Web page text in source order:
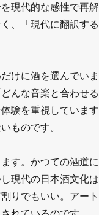
現代的な感性で再
、「現代に翻訳す
けに酒を選んでい
んな音楽と合わせ
験を重視していま
ものです。
す。かつての酒道
現代の日本酒文化
りでもいい。アー